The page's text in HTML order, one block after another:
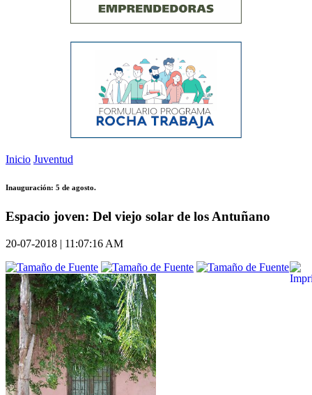
Inicio Juventud
Inauguración: 5 de agosto.
Espacio joven: Del viejo solar de los Antuñano
20-07-2018 | 11:07:16 AM